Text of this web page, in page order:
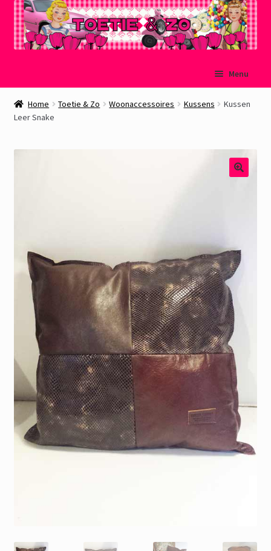
naar
navigatie
de
inhoud
Menu
Welkom
Gastenboek
Home Toetie & Zo Woonaccessoires Kussens
Kussen
Leer Snake